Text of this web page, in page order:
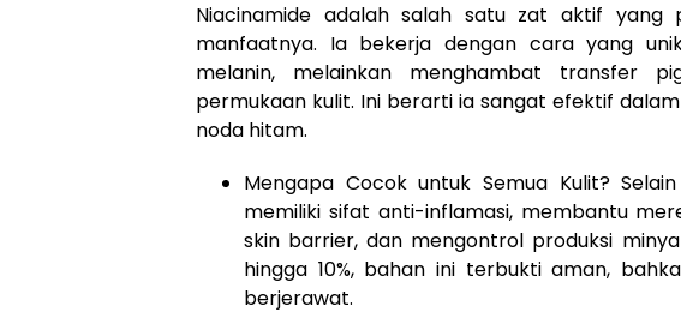
Niacinamide adalah salah satu zat aktif yang
manfaatnya. Ia bekerja dengan cara yang
melanin, melainkan menghambat transfer
permukaan kulit. Ini berarti ia sangat efektif
noda hitam.
Mengapa Cocok untuk Semua Kulit?
memiliki sifat anti-inflamasi, membantu
skin barrier, dan mengontrol produksi
hingga 10%, bahan ini terbukti aman,
berjerawat.